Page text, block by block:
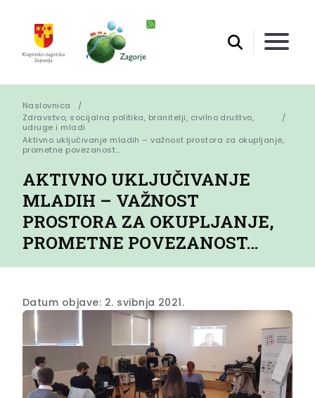
Naslovnica
Zdravstvo, socijalna politika, branitelji, civilno društvo,
udruge i mladi
Aktivno uključivanje mladih – važnost prostora za okupljanje,
prometne povezanost…
AKTIVNO UKLJUČIVANJE
MLADIH – VAŽNOST
PROSTORA ZA OKUPLJANJE,
PROMETNE POVEZANOST…
Datum objave: 2. svibnja 2021.